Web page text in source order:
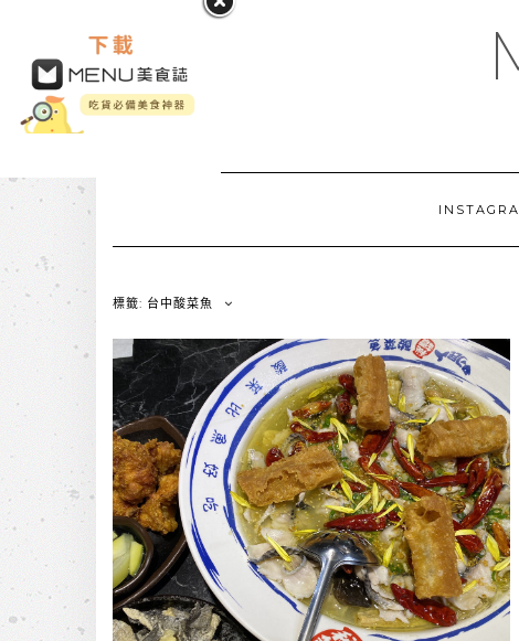
標籤: 台中酸菜魚